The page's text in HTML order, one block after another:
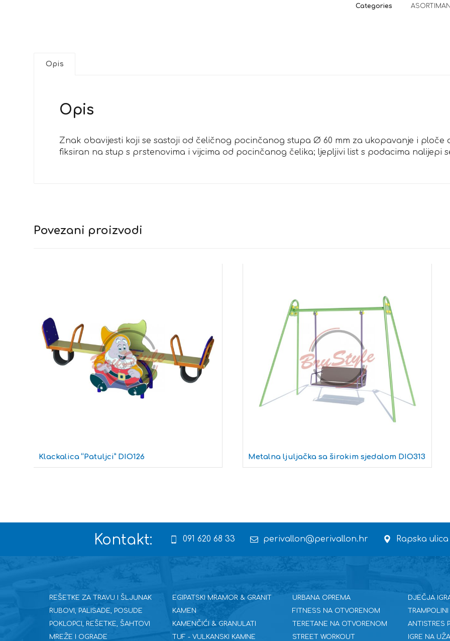
Categories
Opis
Opis
Znak obavijesti koji se sastoji od čeličnog pocinčanog stupa Ø 60 mm za ukopavanje i ploče
fiksiran na stup s prstenovima i vijcima od pocinčanog čelika; ljepljivi list s podacima nalijepi
Povezani proizvodi
Klackalica “Patuljci” DIO126 Metalna ljuljačka sa širokim sjedalom DIO313
Kontakt: 091 620 68 33 perivallon@perivallon.hr Rapska
REŠETKE ZA TRAVU I ŠLJUNAK
RUBOVI, PALISADE, POSUDE
POKLOPCI, REŠETKE, ŠAHTOVI
MREŽE I OGRADE
EGIPATSKI MRAMOR & GRANIT
KAMEN
KAMENČIĆI & GRANULATI
TUF - VULKANSKI KAMNE
URBANA OPREMA
FITNESS NA OTVORENOM
TERETANE NA OTVORENOM
STREET WORKOUT
DJEČJA
TRAMPOLINI
ANTISTRES
IGRE NA